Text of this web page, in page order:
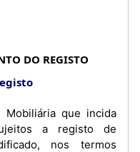
DO REGISTO
a registo de
nos termos